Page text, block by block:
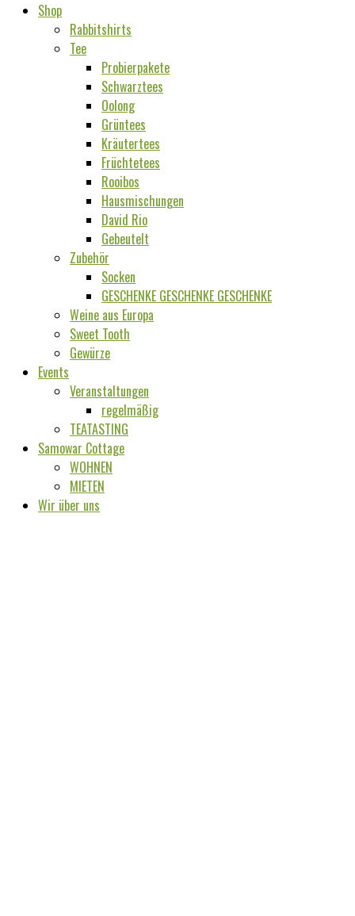
Shop
Rabbitshirts
Tee
Probierpakete
Schwarztees
Oolong
Grüntees
Kräutertees
Früchtetees
Rooibos
Hausmischungen
David Rio
Gebeutelt
Zubehör
Socken
GESCHENKE GESCHENKE GESCHENKE
Weine aus Europa
Sweet Tooth
Gewürze
Events
Veranstaltungen
regelmäßig
TEATASTING
Samowar Cottage
WOHNEN
MIETEN
Wir über uns